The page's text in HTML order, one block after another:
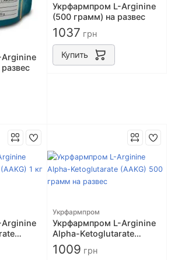
Укрфармпром L-Arginine
(500 грамм) на развес
1037 грн
Купить
на
Укрфармпром
Укрфармпром L-Arginine
Alpha-Ketoglutarate
(AAKG) 500 грамм на
развес
1009 грн